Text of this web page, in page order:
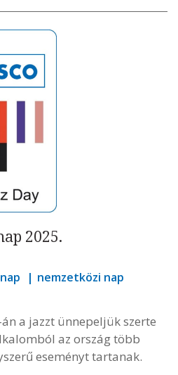
2025.
nemzetközi nap
a jazzt ünnepeljük szerte
az ország több
eseményt tartanak.